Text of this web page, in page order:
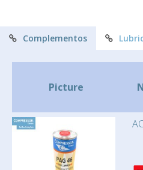
Complementos
Picture